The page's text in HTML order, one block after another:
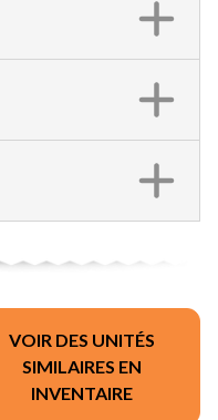
VOIR DES UNITÉS
SIMILAIRES EN
INVENTAIRE